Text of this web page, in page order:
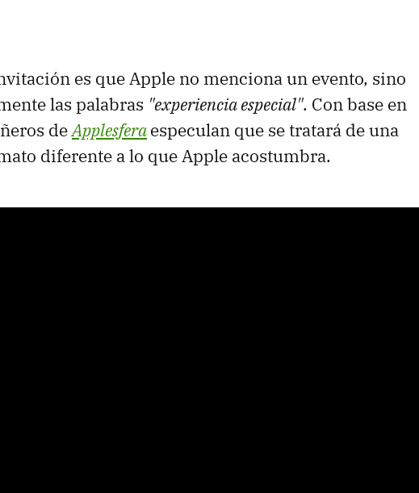
es que Apple no menciona un evento, sino
las palabras "experiencia especial". Con base en
deApplesferaespeculan que se tratará de una
diferente a lo que Apple acostumbra.